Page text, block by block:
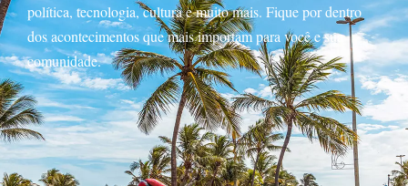
política, tecnologia, cultura e muito mais. Fique por dentro
dos acontecimentos que mais importam para você e sua
comunidade.